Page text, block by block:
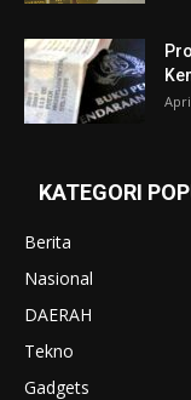
KATEGORI
Berita
Nasional
DAERAH
Tekno
Gadgets